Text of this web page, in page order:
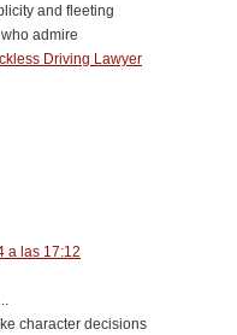
and fleeting
admire
Driving Lawyer
a las 17:12
character decisions